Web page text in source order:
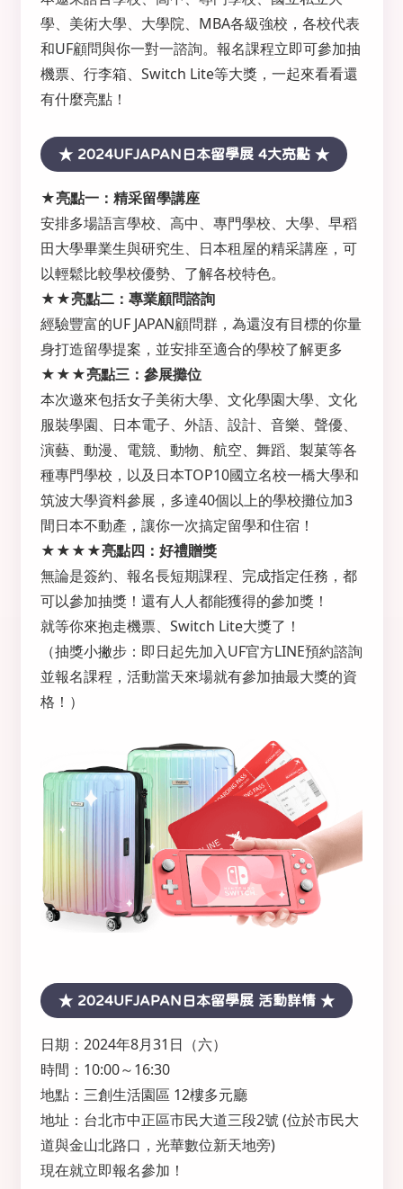
學、美術大學、大學院、MBA各級強校，各校代表
和UF顧問與你一對一諮詢。報名課程立即可參加抽
機票、行李箱、Switch Lite等大獎，一起來看看還
有什麼亮點！
★ 2024UFJAPAN日本留學展 4大亮點 ★
★亮點一：精采留學講座
安排多場語言學校、高中、專門學校、大學、早稻
田大學畢業生與研究生、日本租屋的精采講座，可
以輕鬆比較學校優勢、了解各校特色。
★★亮點二：專業顧問諮詢
經驗豐富的UF JAPAN顧問群，為還沒有目標的你量
身打造留學提案，並安排至適合的學校了解更多
★★★亮點三：參展攤位
本次邀來包括女子美術大學、文化學園大學、文化
服裝學園、日本電子、外語、設計、音樂、聲優、
演藝、動漫、電競、動物、航空、舞蹈、製菓等各
種專門學校，以及日本TOP10國立名校一橋大學和
筑波大學資料參展，多達40個以上的學校攤位加3
間日本不動產，讓你一次搞定留學和住宿！
★★★★亮點四：好禮贈獎
無論是簽約、報名長短期課程、完成指定任務，都
可以參加抽獎！還有人人都能獲得的參加獎！
就等你來抱走機票、Switch Lite大獎了！
（抽獎小撇步：即日起先加入UF官方LINE預約諮詢
並報名課程，活動當天來場就有參加抽最大獎的資
格！）
★ 2024UFJAPAN日本留學展 活動詳情 ★
日期：2024年8月31日（六）
時間：10:00～16:30
地點：三創生活園區 12樓多元廳
地址：台北市中正區市民大道三段2號 (位於市民大
道與金山北路口，光華數位新天地旁)
現在就立即報名參加！